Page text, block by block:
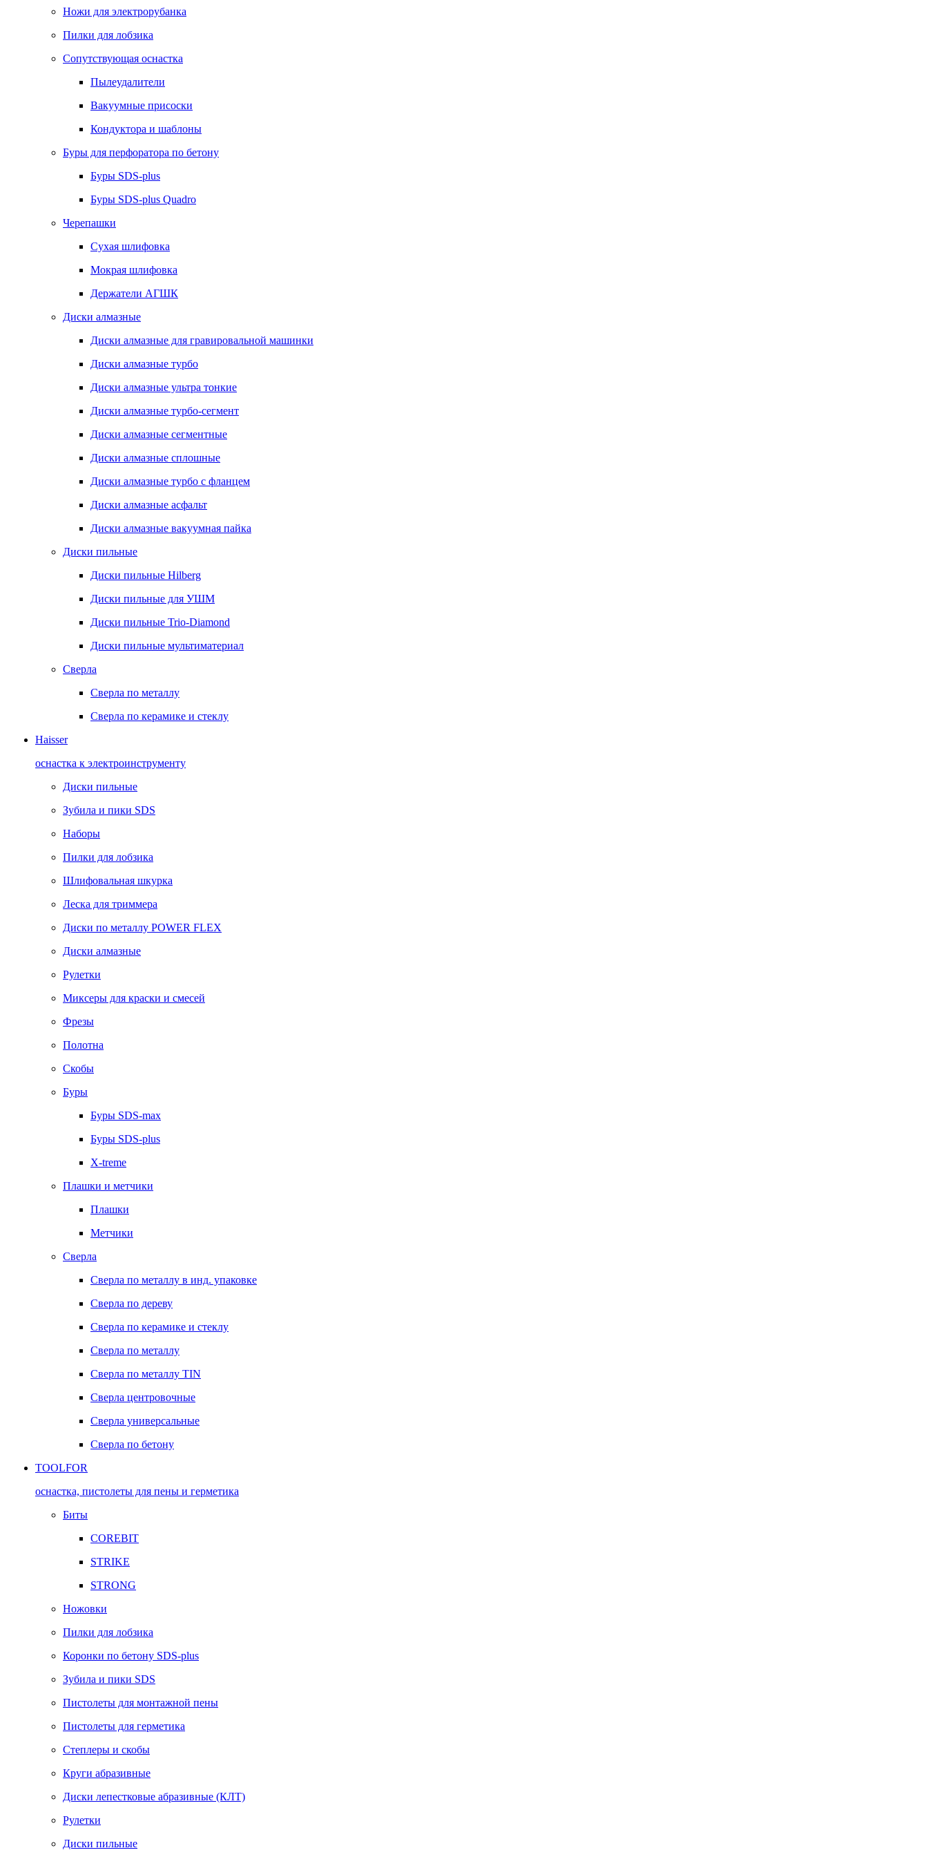
Ножи для электрорубанка
Пилки для лобзика
Сопутствующая оснастка
Пылеудалители
Вакуумные присоски
Кондуктора и шаблоны
Буры для перфоратора по бетону
Буры SDS-plus
Буры SDS-plus Quadro
Черепашки
Сухая шлифовка
Мокрая шлифовка
Держатели АГШК
Диски алмазные
Диски алмазные для гравировальной машинки
Диски алмазные турбо
Диски алмазные ультра тонкие
Диски алмазные турбо-сегмент
Диски алмазные сегментные
Диски алмазные сплошные
Диски алмазные турбо с фланцем
Диски алмазные асфальт
Диски алмазные вакуумная пайка
Диски пильные
Диски пильные Hilberg
Диски пильные для УШМ
Диски пильные Trio-Diamond
Диски пильные мультиматериал
Сверла
Сверла по металлу
Сверла по керамике и стеклу
Haisser
оснастка к электроинструменту
Диски пильные
Зубила и пики SDS
Наборы
Пилки для лобзика
Шлифовальная шкурка
Леска для триммера
Диски по металлу POWER FLEX
Диски алмазные
Рулетки
Миксеры для краски и смесей
Фрезы
Полотна
Скобы
Буры
Буры SDS-max
Буры SDS-plus
X-treme
Плашки и метчики
Плашки
Метчики
Сверла
Сверла по металлу в инд. упаковке
Сверла по дереву
Сверла по керамике и стеклу
Сверла по металлу
Сверла по металлу TIN
Сверла центровочные
Сверла универсальные
Сверла по бетону
TOOLFOR
оснастка, пистолеты для пены и герметика
Биты
COREBIT
STRIKE
STRONG
Ножовки
Пилки для лобзика
Коронки по бетону SDS-plus
Зубила и пики SDS
Пистолеты для монтажной пены
Пистолеты для герметика
Степлеры и скобы
Круги абразивные
Диски лепестковые абразивные (КЛТ)
Рулетки
Диски пильные